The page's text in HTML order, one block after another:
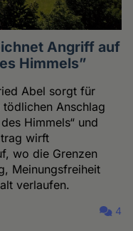
Angriff auf
Himmels”
Abel sorgt für
Anschlag
Himmels“ und
wirft
wo die Grenzen
Meinungsfreiheit
verlaufen.
4